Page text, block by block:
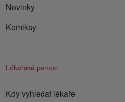
Novinky
Komiksy
Lékařská pomoc
Kdy vyhledat lékaře